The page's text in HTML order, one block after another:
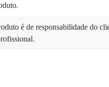
é de responsabilidade do